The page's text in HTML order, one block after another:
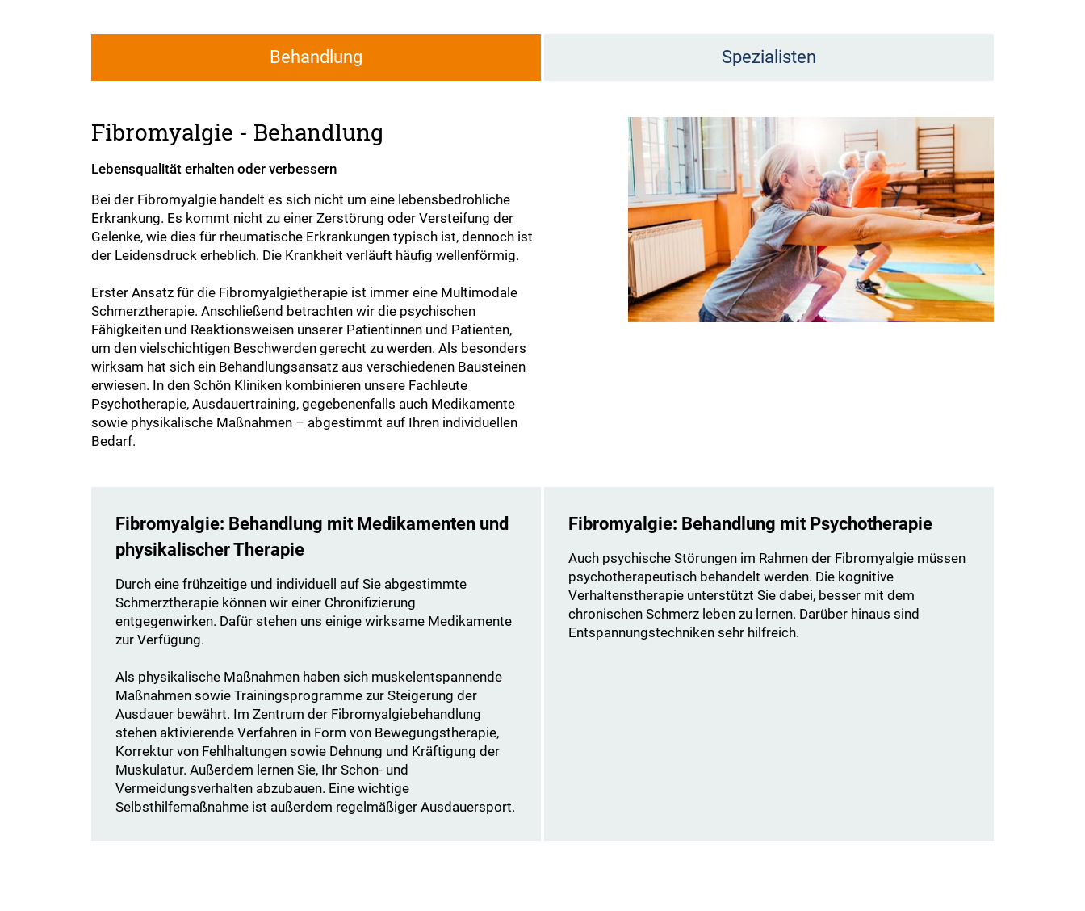
Behandlung Spezialisten
Fibromyalgie - Behandlung
Lebensqualität erhalten oder verbessern
Bei der Fibromyalgie handelt es sich nicht um eine lebensbedrohliche
Erkrankung. Es kommt nicht zu einer Zerstörung oder Versteifung der
Gelenke, wie dies für rheumatische Erkrankungen typisch ist, dennoch ist
der Leidensdruck erheblich. Die Krankheit verläuft häufig wellenförmig.
Erster Ansatz für die Fibromyalgietherapie ist immer eine Multimodale
Schmerztherapie. Anschließend betrachten wir die psychischen
Fähigkeiten und Reaktionsweisen unserer Patientinnen und Patienten,
um den vielschichtigen Beschwerden gerecht zu werden. Als besonders
wirksam hat sich ein Behandlungsansatz aus verschiedenen Bausteinen
erwiesen. In den Schön Kliniken kombinieren unsere Fachleute
Psychotherapie, Ausdauertraining, gegebenenfalls auch Medikamente
sowie physikalische Maßnahmen – abgestimmt auf Ihren individuellen
Bedarf.
Fibromyalgie: Behandlung mit Medikamenten und
physikalischer Therapie
Durch eine frühzeitige und individuell auf Sie abgestimmte
Schmerztherapie können wir einer Chronifizierung
entgegenwirken. Dafür stehen uns einige wirksame Medikamente
zur Verfügung.
Als physikalische Maßnahmen haben sich muskelentspannende
Maßnahmen sowie Trainingsprogramme zur Steigerung der
Ausdauer bewährt. Im Zentrum der Fibromyalgiebehandlung
stehen aktivierende Verfahren in Form von Bewegungstherapie,
Korrektur von Fehlhaltungen sowie Dehnung und Kräftigung der
Muskulatur. Außerdem lernen Sie, Ihr Schon- und
Vermeidungsverhalten abzubauen. Eine wichtige
Selbsthilfemaßnahme ist außerdem regelmäßiger Ausdauersport.
Fibromyalgie: Behandlung mit Psychotherapie
Auch psychische Störungen im Rahmen der Fibromyalgie müssen
psychotherapeutisch behandelt werden. Die kognitive
Verhaltenstherapie unterstützt Sie dabei, besser mit dem
chronischen Schmerz leben zu lernen. Darüber hinaus sind
Entspannungstechniken sehr hilfreich.